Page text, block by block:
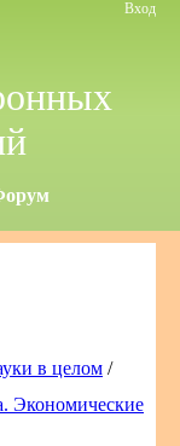
Вход
в целом /
Экономические